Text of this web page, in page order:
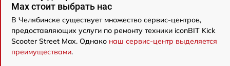
Max стоит выбрать нас
В Челябинске существует множество сервис-центров,
предоставляющих услуги по ремонту техники iconBIT Kick
Scooter Street Max. Однако наш сервис-центр выделяется
преимуществами.